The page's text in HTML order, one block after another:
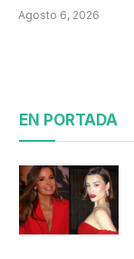
Agosto 6, 2026
EN PORTADA